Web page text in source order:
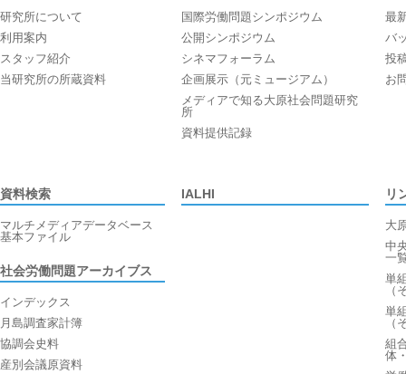
研究所について
利用案内
スタッフ紹介
当研究所の所蔵資料
国際労働問題シンポジウム
公開シンポジウム
シネマフォーラム
企画展示（元ミュージアム）
メディアで知る大原社会問題研究
所
資料提供記録
最
バ
投
お
資料検索
マルチメディアデータベース
基本ファイル
社会労働問題アーカイブス
インデックス
月島調査家計簿
協調会史料
産別会議原資料
IALHI リ
大
中
一
単
（
単
（
組
体